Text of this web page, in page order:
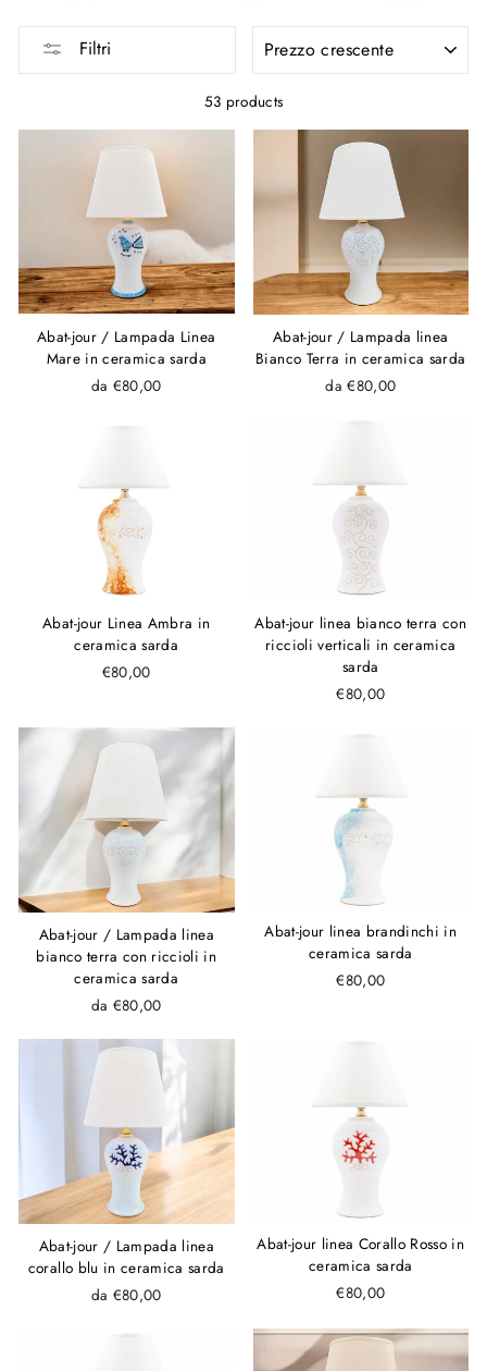
Filtri
53 products
Abat-jour / Lampada Linea
Mare in ceramica sarda
da €80,00
Abat-jour / Lampada linea
Bianco Terra in ceramica sarda
da €80,00
Abat-jour Linea Ambra in
ceramica sarda
€80,00
Abat-jour linea bianco terra con
riccioli verticali in ceramica
sarda
€80,00
Abat-jour / Lampada linea
bianco terra con riccioli in
ceramica sarda
da €80,00
Abat-jour linea brandinchi in
ceramica sarda
€80,00
Abat-jour / Lampada linea
corallo blu in ceramica sarda
da €80,00
Abat-jour linea Corallo Rosso in
ceramica sarda
€80,00